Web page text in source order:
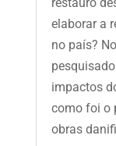
elaborar a
no país?
impactos
como foi o
obras